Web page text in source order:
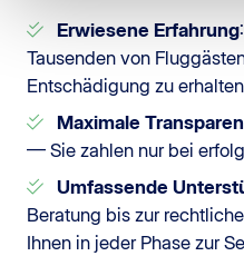
Erwiesene Erfahrung
Tausenden von
Entschädigung zu
Maximale
— Sie zahlen nur bei
Umfassende
Beratung bis zur
Ihnen in jeder Phase zur